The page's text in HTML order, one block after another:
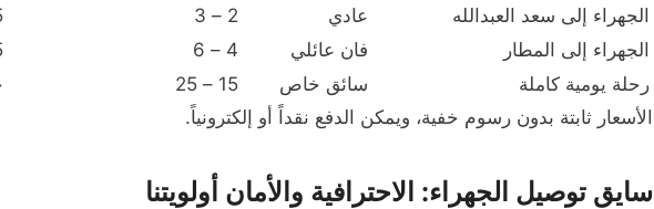
الجهراء إلى سعد العبدالله
عادي 2 – 3
الجهراء إلى المطار
فان عائلي 4 – 6
رحلة يومية كاملة
سائق خاص 15 – 25
الأسعار ثابتة بدون رسوم خفية، ويمكن الدفع نقداً أو إلكترونياً.
سايق توصيل الجهراء: الاحترافية والأمان أولويتنا